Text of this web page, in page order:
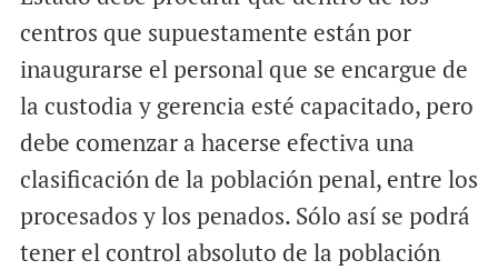
centros que supuestamente están por
inaugurarse el personal que se encargue de
la custodia y gerencia esté capacitado, pero
debe comenzar a hacerse efectiva una
clasificación de la población penal, entre los
procesados y los penados. Sólo así se podrá
tener el control absoluto de la población